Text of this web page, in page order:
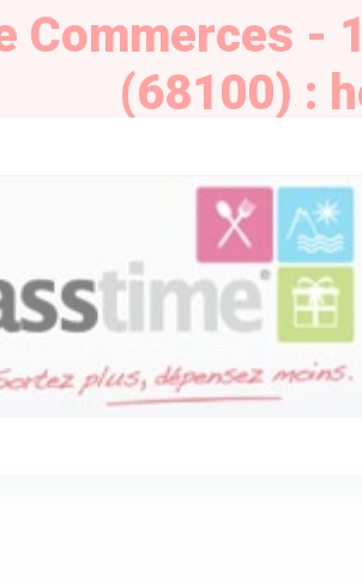
Commerces -
(68100) :